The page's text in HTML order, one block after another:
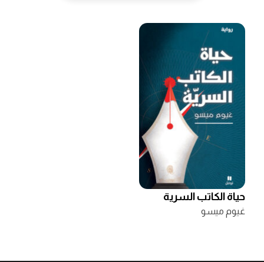
حياة الكاتب السرية
غيوم ميسو